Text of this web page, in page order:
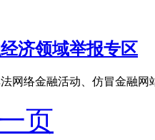
济领域举报专区
网络金融活动、仿冒金融网
页